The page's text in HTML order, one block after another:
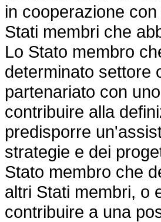
in cooperazione
Stati membri che
Lo Stato membro
determinato settore
partenariato con
contribuire alla
predisporre
strategie e dei
Stato membro che
altri Stati membri, o
contribuire a una